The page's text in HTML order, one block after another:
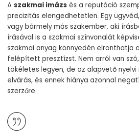
A szakmai imázs és a reputáció
precizitás elengedhetetlen. Egy
vagy bármely más szakember, aki
írásával is a szakmai színvonalát
szakmai anyag könnyedén elronthatja
felépített presztízst. Nem arról van
tökéletes legyen, de az alapvető
elvárás, és ennek hiánya azonnal
szerzőre.